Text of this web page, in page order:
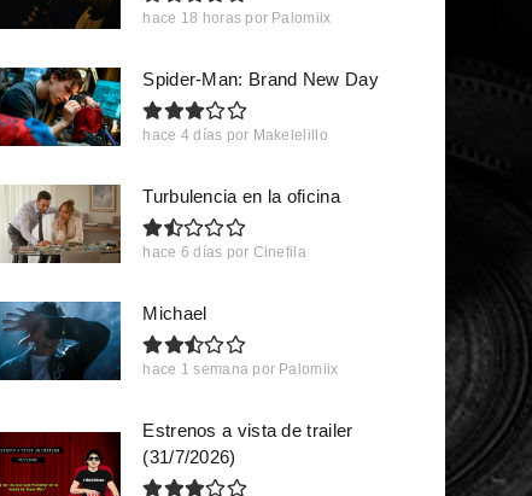
hace 18 horas por Palomiix
Spider-Man: Brand New Day
hace 4 días por Makelelillo
Turbulencia en la oficina
hace 6 días por Cinefila
Michael
hace 1 semana por Palomiix
Estrenos a vista de trailer
(31/7/2026)